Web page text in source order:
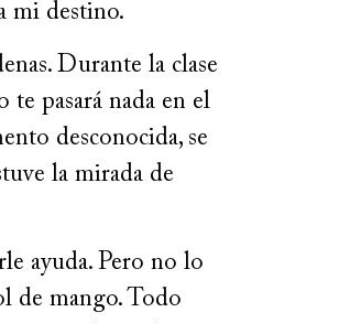
mi destino.
Durante la clase
pasará nada en el
desconocida, se
la mirada de
ayuda. Pero no lo
de mango. Todo